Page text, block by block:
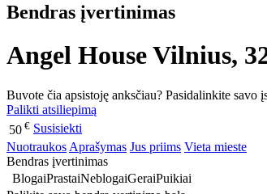
Bendras įvertinimas
Angel House Vilnius,
Buvote čia apsistoję anksčiau? Pasidalinkite savo
Palikti atsiliepimą
50 € Susisiekti
Nuotraukos Aprašymas Jus priims Vieta mieste
Bendras įvertinimas
BlogaiPrastaiNeblogaiGeraiPuikiai